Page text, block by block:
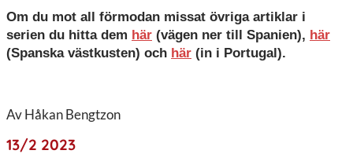
Om du mot all förmodan missat övriga artiklar i
serien du hitta dem här (vägen ner till Spanien), här
(Spanska västkusten) och här (in i Portugal).
Av Håkan Bengtzon
13/2 2023